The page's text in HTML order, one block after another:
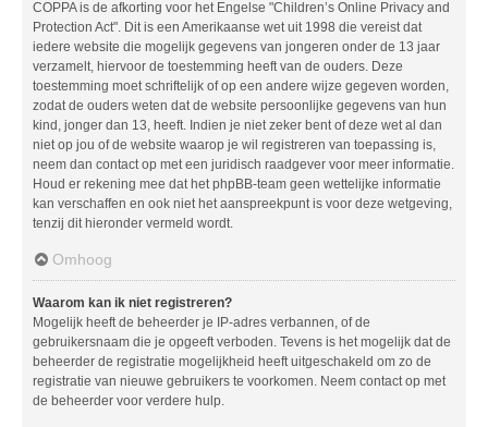
COPPA is de afkorting voor het Engelse "Children’s Online Privacy and
Protection Act". Dit is een Amerikaanse wet uit 1998 die vereist dat
iedere website die mogelijk gegevens van jongeren onder de 13 jaar
verzamelt, hiervoor de toestemming heeft van de ouders. Deze
toestemming moet schriftelijk of op een andere wijze gegeven worden,
zodat de ouders weten dat de website persoonlijke gegevens van hun
kind, jonger dan 13, heeft. Indien je niet zeker bent of deze wet al dan
niet op jou of de website waarop je wil registreren van toepassing is,
neem dan contact op met een juridisch raadgever voor meer informatie.
Houd er rekening mee dat het phpBB-team geen wettelijke informatie
kan verschaffen en ook niet het aanspreekpunt is voor deze wetgeving,
tenzij dit hieronder vermeld wordt.
Omhoog
Waarom kan ik niet registreren?
Mogelijk heeft de beheerder je IP-adres verbannen, of de
gebruikersnaam die je opgeeft verboden. Tevens is het mogelijk dat de
beheerder de registratie mogelijkheid heeft uitgeschakeld om zo de
registratie van nieuwe gebruikers te voorkomen. Neem contact op met
de beheerder voor verdere hulp.